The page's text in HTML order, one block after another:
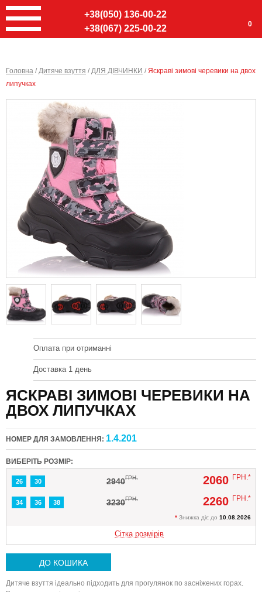
+38(050) 136-00-22
+38(067) 225-00-22
0
Головна /Дитяче взуття /ДЛЯ ДІВЧИНКИ /Яскраві зимові черевики на двох
липучках
Оплата при отриманні
Доставка 1 день
ЯСКРАВІ ЗИМОВІ ЧЕРЕВИКИ НА
ДВОХ ЛИПУЧКАХ
НОМЕР ДЛЯ ЗАМОВЛЕННЯ: 1.4.201
ВИБЕРІТЬ РОЗМІР:
26 30 2940ГРН. 2060 ГРН.*
34 36 38 3230ГРН. 2260 ГРН.*
* Знижка діє до 10.08.2026
Сітка розмірів
ДО КОШИКА
Дитяче взуття ідеально підходить для прогулянок по засніжених горах.